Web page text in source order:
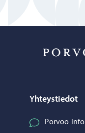
Yhteystiedot
Porvoo-info